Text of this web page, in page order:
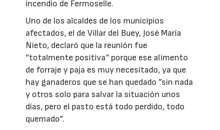
incendio de Fermoselle.
Uno de los alcaldes de los municipios
afectados, el de Villar del Buey, José María
Nieto, declaró que la reunión fue
“totalmente positiva“ porque ese alimento
de forraje y paja es muy necesitado, ya que
hay ganaderos que se han quedado ”sin nada
y otros solo para salvar la situación unos
días, pero el pasto está todo perdido, todo
quemado”.